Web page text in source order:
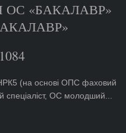
ОС «БАКАЛАВР»
(на основі ОПС фаховий
ОС молодший...